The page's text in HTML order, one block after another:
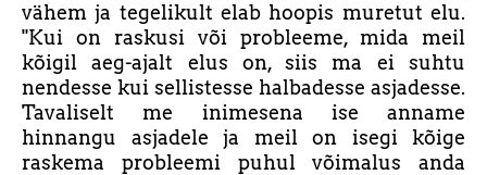
vähem ja tegelikult elab hoopis muretut elu.
"Kui on raskusi või probleeme, mida meil
kõigil aeg-ajalt elus on, siis ma ei suhtu
nendesse kui sellistesse halbadesse asjadesse.
Tavaliselt me inimesena ise anname
hinnangu asjadele ja meil on isegi kõige
raskema probleemi puhul võimalus anda